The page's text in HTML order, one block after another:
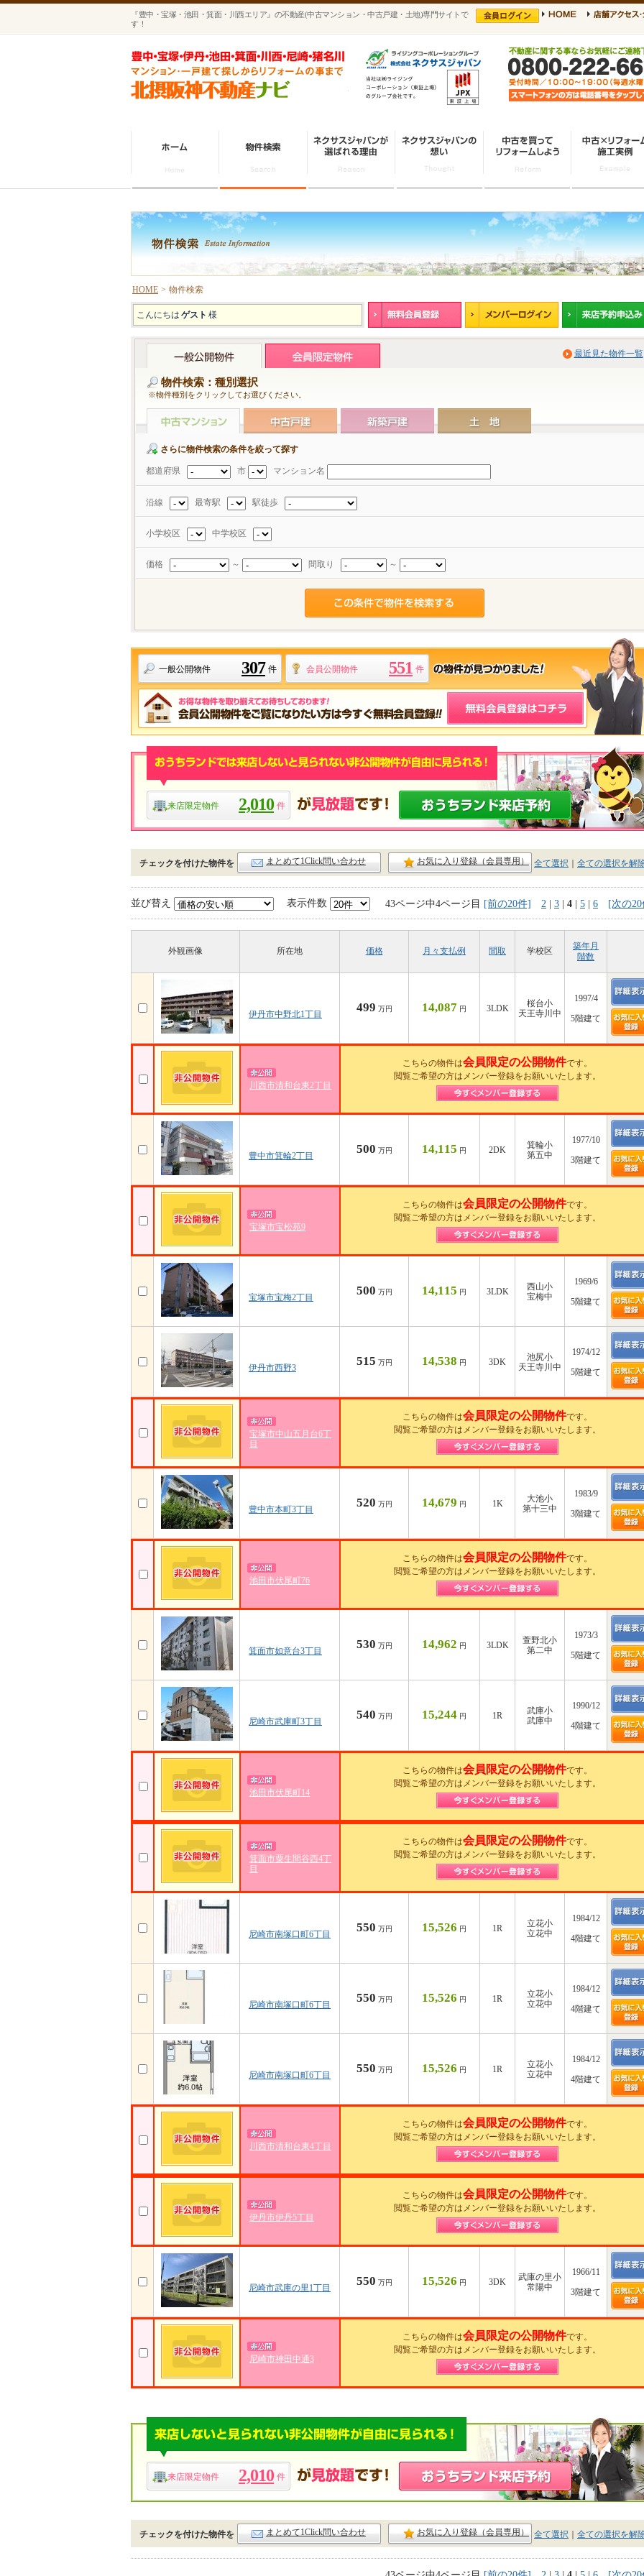
『豊中・宝塚・池田・箕面・川西エリア』の不動産(中古マンション・中古戸建・土地)専門サイトで
す！
HOME > 物件検索
こんにちは ゲスト 様
最近見た物件一覧
物件検索：種別選択
※物件種別をクリックしてお選びください。
さらに物件検索の条件を絞って探す
都道府県 市 マンション名
沿線 最寄駅 駅徒歩
小学校区 中学校区
価格 ～ 間取り ～
一般公開物件 件
307 会員公開物件 件
551
来店限定物件 件
2,010
チェックを付けた物件を まとめて1Click問い合わせ お気に入り登録（会員専用） 全て選択 全ての選択を解
並び替え 表示件数 43ページ中4ページ目 [前の20件] 2 3 4 5 6 [次の
外観画像 所在地 価格 月々支払例 間取 学校区
築年月
階数
伊丹市中野北1丁目 499 万円 14,087 円 3LDK
桜台小
天王寺川中
1997/4
5階建て
川西市清和台東2丁目
こちらの物件は会員限定の公開物件です。
閲覧ご希望の方はメンバー登録をお願いいたします。
豊中市箕輪2丁目 500 万円 14,115 円 2DK
箕輪小
第五中
1977/10
3階建て
宝塚市宝松苑9
こちらの物件は会員限定の公開物件です。
閲覧ご希望の方はメンバー登録をお願いいたします。
宝塚市宝梅2丁目 500 万円 14,115 円 3LDK
西山小
宝梅中
1969/6
5階建て
伊丹市西野3 515 万円 14,538 円 3DK
池尻小
天王寺川中
1974/12
5階建て
宝塚市中山五月台6丁
目
こちらの物件は会員限定の公開物件です。
閲覧ご希望の方はメンバー登録をお願いいたします。
豊中市本町3丁目 520 万円 14,679 円 1K
大池小
第十三中
1983/9
3階建て
池田市伏尾町76
こちらの物件は会員限定の公開物件です。
閲覧ご希望の方はメンバー登録をお願いいたします。
箕面市如意台3丁目 530 万円 14,962 円 3LDK
萱野北小
第二中
1973/3
5階建て
尼崎市武庫町3丁目 540 万円 15,244 円 1R
武庫小
武庫中
1990/12
4階建て
池田市伏尾町14
こちらの物件は会員限定の公開物件です。
閲覧ご希望の方はメンバー登録をお願いいたします。
箕面市粟生間谷西4丁
目
こちらの物件は会員限定の公開物件です。
閲覧ご希望の方はメンバー登録をお願いいたします。
尼崎市南塚口町6丁目 550 万円 15,526 円 1R
立花小
立花中
1984/12
4階建て
尼崎市南塚口町6丁目 550 万円 15,526 円 1R
立花小
立花中
1984/12
4階建て
尼崎市南塚口町6丁目 550 万円 15,526 円 1R
立花小
立花中
1984/12
4階建て
川西市清和台東4丁目
こちらの物件は会員限定の公開物件です。
閲覧ご希望の方はメンバー登録をお願いいたします。
伊丹市伊丹5丁目
こちらの物件は会員限定の公開物件です。
閲覧ご希望の方はメンバー登録をお願いいたします。
尼崎市武庫の里1丁目 550 万円 15,526 円 3DK
武庫の里小
常陽中
1966/11
3階建て
尼崎市神田中通3
こちらの物件は会員限定の公開物件です。
閲覧ご希望の方はメンバー登録をお願いいたします。
来店限定物件 件
2,010
チェックを付けた物件を まとめて1Click問い合わせ お気に入り登録（会員専用） 全て選択 全ての選択を解